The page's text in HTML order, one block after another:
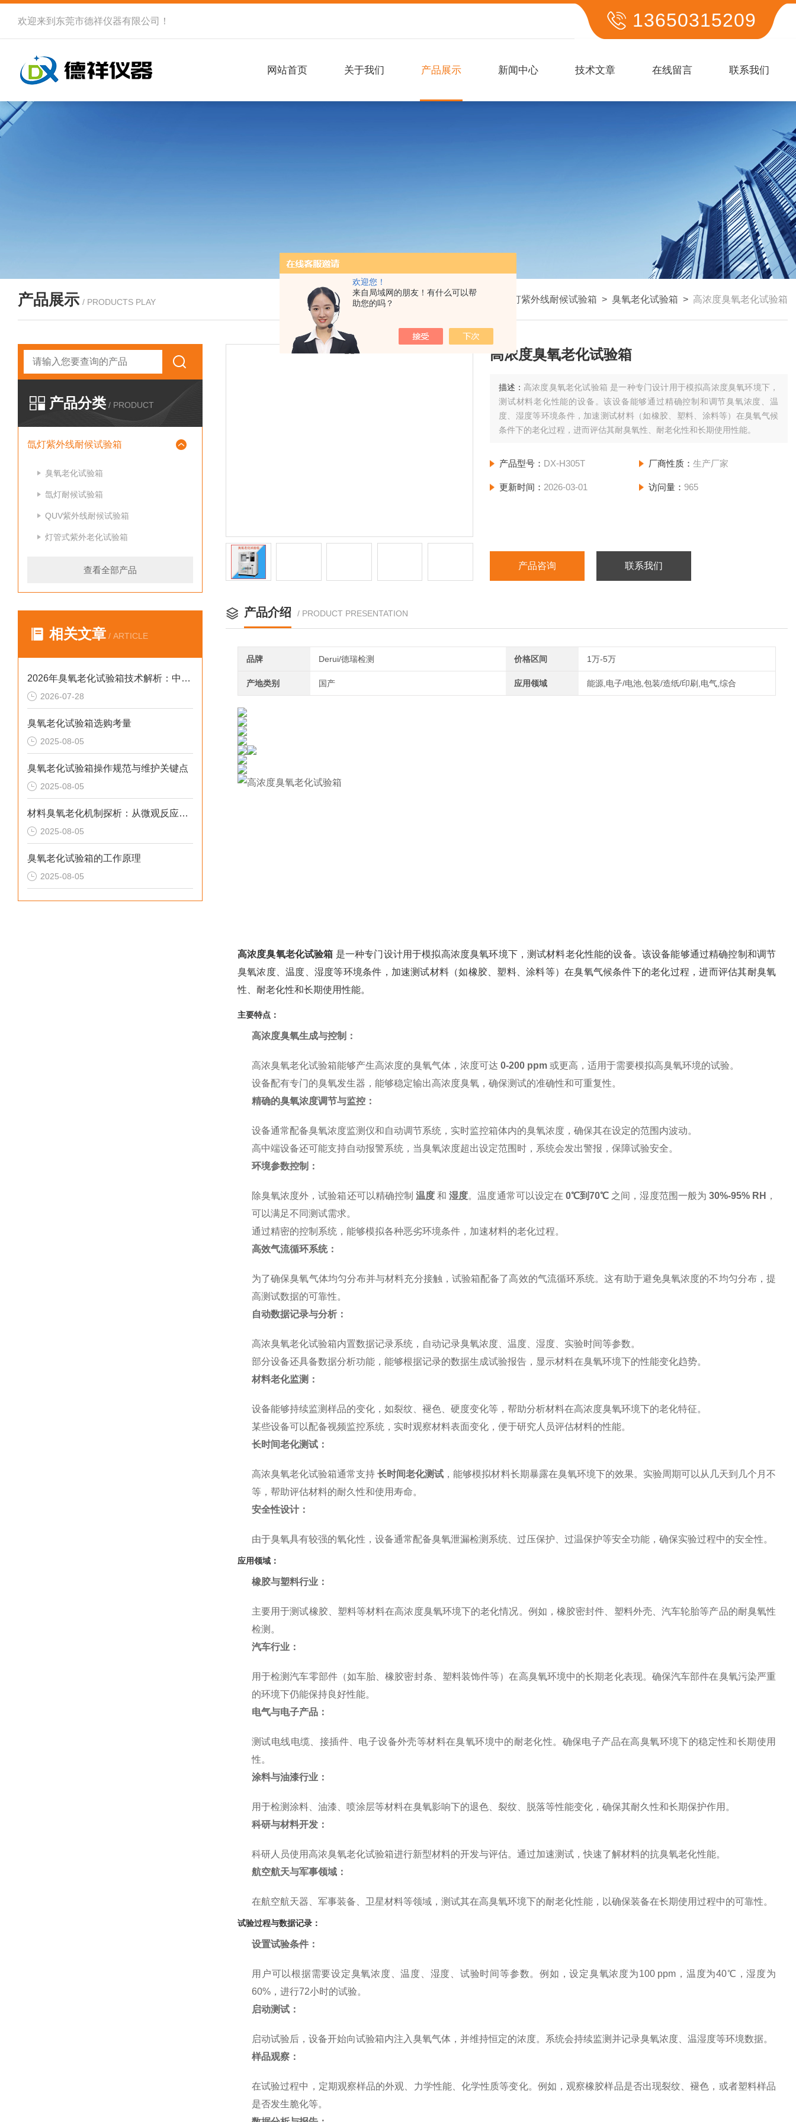
欢迎您！
来自局域网的朋友！有什么可以帮
助您的吗？
欢迎来到 东莞市德祥仪器有限公司 ！ 13650315209
网站首页 关于我们 产品展示 新闻中心 技术文章 在线留言 联系我们
产品展示 / PRODUCTS PLAY 我的位置：首页 >产品展示 氙灯紫外线耐候试验箱 > 臭氧老化试验箱 > 高浓度臭氧老化试验箱
产品分类 / PRODUCT
氙灯紫外线耐候试验箱
臭氧老化试验箱
氙灯耐候试验箱
QUV紫外线耐候试验箱
灯管式紫外老化试验箱
查看全部产品
相关文章 / ARTICLE
2026年臭氧老化试验箱技术解析：中小场景下浓度温控合规选型参考
2026-07-28
臭氧老化试验箱选购考量
2025-08-05
臭氧老化试验箱操作规范与维护关键点
2025-08-05
材料臭氧老化机制探析：从微观反应到宏观失效
2025-08-05
臭氧老化试验箱的工作原理
2025-08-05
高浓度臭氧老化试验箱
描述： 高浓度臭氧老化试验箱 是一种专门设计用于模拟高浓度臭氧环境下，
测试材料老化性能的设备。该设备能够通过精确控制和调节臭氧浓度、温
度、湿度等环境条件，加速测试材料（如橡胶、塑料、涂料等）在臭氧气候
条件下的老化过程，进而评估其耐臭氧性、耐老化性和长期使用性能。
产品型号： DX-H305T 厂商性质： 生产厂家
更新时间： 2026-03-01 访问量： 965
产品咨询 联系我们
产品介绍 / PRODUCT PRESENTATION
品牌 Derui/德瑞检测 价格区间 1万-5万
产地类别 国产 应用领域 能源,电子/电池,包装/造纸/印刷,电气,综合
高浓度臭氧老化试验箱 是一种专门设计用于模拟高浓度臭氧环境下，测试材料老化性能的设备。该设备能够通过精确控制和调节
臭氧浓度、温度、湿度等环境条件，加速测试材料（如橡胶、塑料、涂料等）在臭氧气候条件下的老化过程，进而评估其耐臭氧
性、耐老化性和长期使用性能。
主要特点：
高浓度臭氧生成与控制：
高浓臭氧老化试验箱能够产生高浓度的臭氧气体，浓度可达 0-200 ppm 或更高，适用于需要模拟高臭氧环境的试验。
设备配有专门的臭氧发生器，能够稳定输出高浓度臭氧，确保测试的准确性和可重复性。
精确的臭氧浓度调节与监控：
设备通常配备臭氧浓度监测仪和自动调节系统，实时监控箱体内的臭氧浓度，确保其在设定的范围内波动。
高中端设备还可能支持自动报警系统，当臭氧浓度超出设定范围时，系统会发出警报，保障试验安全。
环境参数控制：
除臭氧浓度外，试验箱还可以精确控制 温度 和湿度。温度通常可以设定在 0℃到70℃ 之间，湿度范围一般为 30%-95% RH ，
可以满足不同测试需求。
通过精密的控制系统，能够模拟各种恶劣环境条件，加速材料的老化过程。
高效气流循环系统：
为了确保臭氧气体均匀分布并与材料充分接触，试验箱配备了高效的气流循环系统。这有助于避免臭氧浓度的不均匀分布，提
高测试数据的可靠性。
自动数据记录与分析：
高浓臭氧老化试验箱内置数据记录系统，自动记录臭氧浓度、温度、湿度、实验时间等参数。
部分设备还具备数据分析功能，能够根据记录的数据生成试验报告，显示材料在臭氧环境下的性能变化趋势。
材料老化监测：
设备能够持续监测样品的变化，如裂纹、褪色、硬度变化等，帮助分析材料在高浓度臭氧环境下的老化特征。
某些设备可以配备视频监控系统，实时观察材料表面变化，便于研究人员评估材料的性能。
长时间老化测试：
高浓臭氧老化试验箱通常支持长时间老化测试 ，能够模拟材料长期暴露在臭氧环境下的效果。实验周期可以从几天到几个月不
等，帮助评估材料的耐久性和使用寿命。
安全性设计：
由于臭氧具有较强的氧化性，设备通常配备臭氧泄漏检测系统、过压保护、过温保护等安全功能，确保实验过程中的安全性。
应用领域：
橡胶与塑料行业：
主要用于测试橡胶、塑料等材料在高浓度臭氧环境下的老化情况。例如，橡胶密封件、塑料外壳、汽车轮胎等产品的耐臭氧性
检测。
汽车行业：
用于检测汽车零部件（如车胎、橡胶密封条、塑料装饰件等）在高臭氧环境中的长期老化表现。确保汽车部件在臭氧污染严重
的环境下仍能保持良好性能。
电气与电子产品：
测试电线电缆、接插件、电子设备外壳等材料在臭氧环境中的耐老化性。确保电子产品在高臭氧环境下的稳定性和长期使用
性。
涂料与油漆行业：
用于检测涂料、油漆、喷涂层等材料在臭氧影响下的退色、裂纹、脱落等性能变化，确保其耐久性和长期保护作用。
科研与材料开发：
科研人员使用高浓臭氧老化试验箱进行新型材料的开发与评估。通过加速测试，快速了解材料的抗臭氧老化性能。
航空航天与军事领域：
在航空航天器、军事装备、卫星材料等领域，测试其在高臭氧环境下的耐老化性能，以确保装备在长期使用过程中的可靠性。
试验过程与数据记录：
设置试验条件：
用户可以根据需要设定臭氧浓度、温度、湿度、试验时间等参数。例如，设定臭氧浓度为100 ppm，温度为40℃，湿度为
60%，进行72小时的试验。
启动测试：
启动试验后，设备开始向试验箱内注入臭氧气体，并维持恒定的浓度。系统会持续监测并记录臭氧浓度、温湿度等环境数据。
样品观察：
在试验过程中，定期观察样品的外观、力学性能、化学性质等变化。例如，观察橡胶样品是否出现裂纹、褪色，或者塑料样品
是否发生脆化等。